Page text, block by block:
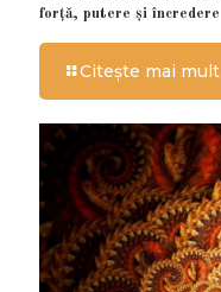
forță, putere și încredere
Citește mai mult